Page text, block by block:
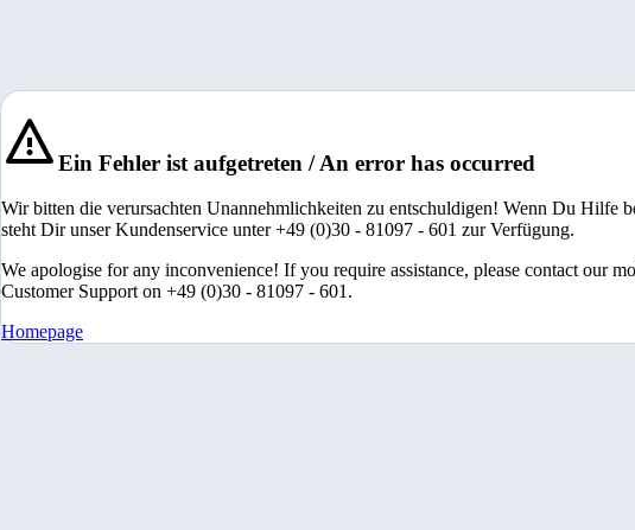
Ein Fehler ist aufgetreten / An error has occurred
Wir bitten die verursachten Unannehmlichkeiten zu entschuldigen! Wenn Du Hilfe
steht Dir unser Kundenservice unter +49 (0)30 - 81097 - 601 zur Verfügung.
We apologise for any inconvenience! If you require assistance, please contact our
Customer Support on +49 (0)30 - 81097 - 601.
Homepage